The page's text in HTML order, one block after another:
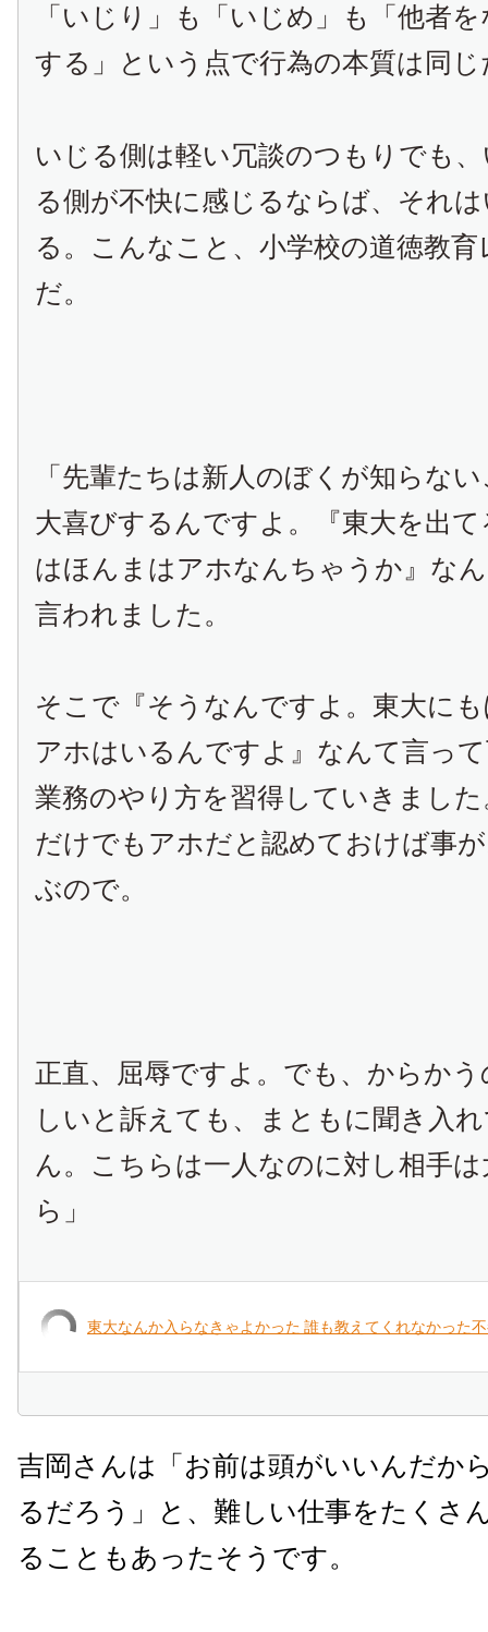
「いじり」も「いじめ」も「他者
する」という点で行為の本質は同じ
いじる側は軽い冗談のつもりでも
る側が不快に感じるならば、それ
る。こんなこと、小学校の道徳教
だ。
「先輩たちは新人のぼくが知らな
大喜びするんですよ。『東大を出
はほんまはアホなんちゃうか』な
言われました。
そこで『そうなんですよ。東大に
アホはいるんですよ』なんて言っ
業務のやり方を習得していきまし
だけでもアホだと認めておけば事
ぶので。
正直、屈辱ですよ。でも、からか
しいと訴えても、まともに聞き入
ん。こちらは一人なのに対し相手
ら」
東大なんか入らなきゃよかった 誰も教えてくれなかった
吉岡さんは「お前は頭がいいんだか
るだろう」と、難しい仕事をたくさ
ることもあったそうです。